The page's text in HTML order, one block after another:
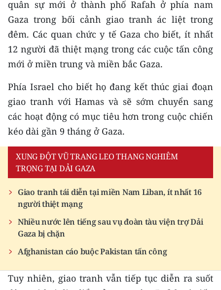
CHUYÊN ĐỀ
CÁC CHUYÊN TRANG
THỜI NAY
NHÂN DÂN CUỐI TUẦN
NHÂN DÂN HẰNG THÁNG
MUA BÁO
ĐỌC BÁO IN
ENGLISH
中文
FRANÇAIS
quân sự mới ở thành phố Rafah ở phía nam
Gaza trong bối cảnh giao tranh ác liệt trong
đêm. Các quan chức y tế Gaza cho biết, ít nhất
12 người đã thiệt mạng trong các cuộc tấn công
mới ở miền trung và miền bắc Gaza.
Phía Israel cho biết họ đang kết thúc giai đoạn
giao tranh với Hamas và sẽ sớm chuyển sang
các hoạt động có mục tiêu hơn trong cuộc chiến
kéo dài gần 9 tháng ở Gaza.
XUNG ĐỘT VŨ TRANG LEO THANG NGHIÊM
TRỌNG TẠI DẢI GAZA
Giao tranh tái diễn tại miền Nam Liban, ít nhất 16
người thiệt mạng
Nhiều nước lên tiếng sau vụ đoàn tàu viện trợ Dải
Gaza bị chặn
Afghanistan cáo buộc Pakistan tấn công
Tuy nhiên, giao tranh vẫn tiếp tục diễn ra suốt